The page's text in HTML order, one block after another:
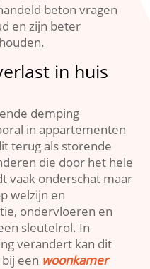
beton vragen
en zijn beter
in huis
demping
in appartementen
terug als storende
die door het hele
vaak onderschat maar
welzijn en
ondervloeren en
sleutelrol.​ In
verandert kan dit
een woonkamer